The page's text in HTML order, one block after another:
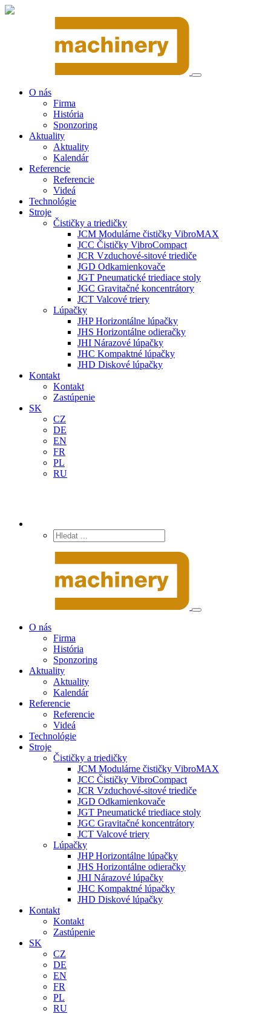
O nás
Firma
História
Sponzoring
Aktuality
Aktuality
Kalendár
Referencie
Referencie
Videá
Technológie
Stroje
Čističky a triedičky
JCM Modulárne čističky VibroMAX
JCC Čističky VibroCompact
JCR Vzduchové-sitové triediče
JGD Odkamienkovače
JGT Pneumatické triediace stoly
JGC Gravitačné koncentrátory
JCT Valcové triery
Lúpačky
JHP Horizontálne lúpačky
JHS Horizontálne odieračky
JHI Nárazové lúpačky
JHC Kompaktné lúpačky
JHD Diskové lúpačky
Kontakt
Kontakt
Zastúpenie
SK
CZ
DE
EN
FR
PL
RU
O nás
Firma
História
Sponzoring
Aktuality
Aktuality
Kalendár
Referencie
Referencie
Videá
Technológie
Stroje
Čističky a triedičky
JCM Modulárne čističky VibroMAX
JCC Čističky VibroCompact
JCR Vzduchové-sitové triediče
JGD Odkamienkovače
JGT Pneumatické triediace stoly
JGC Gravitačné koncentrátory
JCT Valcové triery
Lúpačky
JHP Horizontálne lúpačky
JHS Horizontálne odieračky
JHI Nárazové lúpačky
JHC Kompaktné lúpačky
JHD Diskové lúpačky
Kontakt
Kontakt
Zastúpenie
SK
CZ
DE
EN
FR
PL
RU